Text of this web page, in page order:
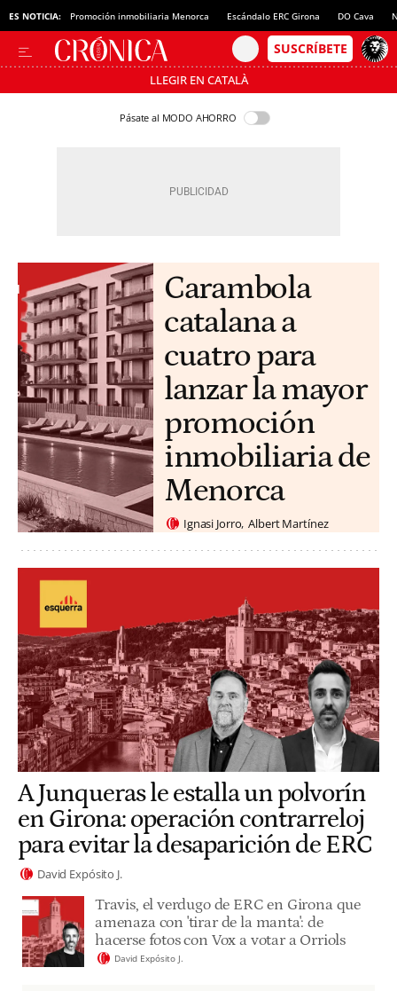
ES NOTICIA: Promoción inmobiliaria Menorca Escándalo ERC Girona DO Cava
LLEGIR EN CATALÀ
Pásate al MODO AHORRO
Carambola
catalana a
cuatro para
lanzar la mayor
promoción
inmobiliaria de
Menorca
Ignasi Jorro Albert Martínez
A Junqueras le estalla un polvorín
en Girona: operación contrarreloj
para evitar la desaparición de ERC
David Expósito J.
Travis, el verdugo de ERC en Girona que
amenaza con 'tirar de la manta': de
hacerse fotos con Vox a votar a Orriols
David Expósito J.